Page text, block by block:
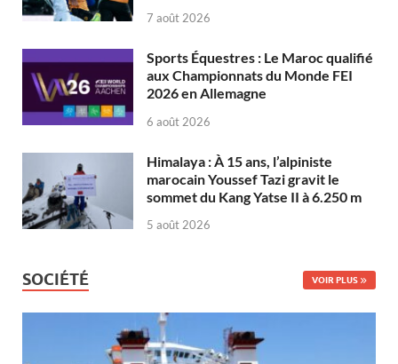
7 août 2026
Sports Équestres : Le Maroc qualifié
aux Championnats du Monde FEI
2026 en Allemagne
6 août 2026
Himalaya : À 15 ans, l’alpiniste
marocain Youssef Tazi gravit le
sommet du Kang Yatse II à 6.250 m
5 août 2026
SOCIÉTÉ VOIR PLUS